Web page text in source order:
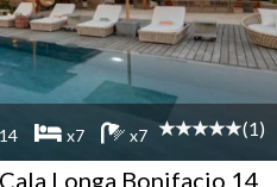
x7 x7 (1)
Longa Bonifacio 14